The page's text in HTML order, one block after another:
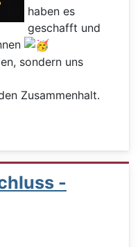
haben es
geschafft und
sondern uns
Zusammenhalt.
-